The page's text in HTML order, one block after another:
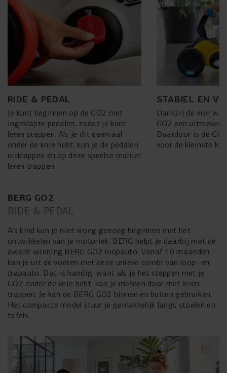
RIDE & PEDAL
Je kunt beginnen op de GO2 met
ingeklapte pedalen, zodat je kunt
leren steppen. Als je dit eenmaal
onder de knie hebt, kun je de pedalen
uitklappen en op deze speelse manier
leren trappen.
STABIEL EN
Dankzij de vier
GO2 een
Daardoor is de
voor de kleinste
BERG GO2
RIDE & PEDAL
Als kind kun je niet vroeg genoeg beginnen met het
ontwikkelen van je motoriek. BERG helpt je daarbij met de
award-winning BERG GO2 loopauto. Vanaf 10 maanden
kan je uit de voeten met deze unieke combi van loop- en
trapauto. Dat is handig, want als je het steppen met je
GO2 onder de knie hebt, kan je meteen door met leren
trappen. Je kan de BERG GO2 binnen en buiten gebruiken.
Het compacte model stuur je gemakkelijk langs stoelen en
tafels.